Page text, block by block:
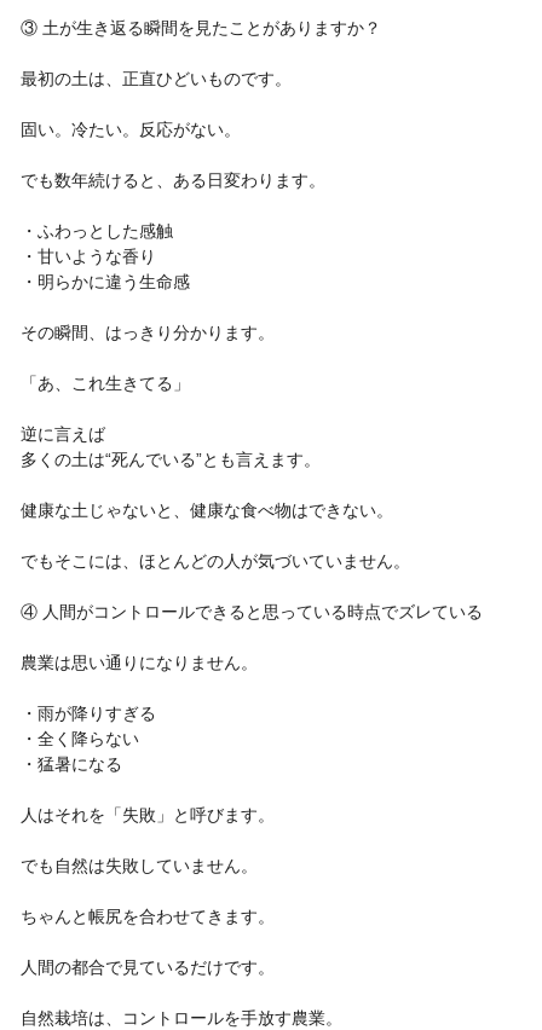
③ 土が生き返る瞬間を見たことがありますか？
最初の土は、正直ひどいものです。
固い。冷たい。反応がない。
でも数年続けると、ある日変わります。
・ふわっとした感触
・甘いような香り
・明らかに違う生命感
その瞬間、はっきり分かります。
「あ、これ生きてる」
逆に言えば
多くの土は“死んでいる”とも言えます。
健康な土じゃないと、健康な食べ物はできない。
でもそこには、ほとんどの人が気づいていません。
④ 人間がコントロールできると思っている時点でズレている
農業は思い通りになりません。
・雨が降りすぎる
・全く降らない
・猛暑になる
人はそれを「失敗」と呼びます。
でも自然は失敗していません。
ちゃんと帳尻を合わせてきます。
人間の都合で見ているだけです。
自然栽培は、コントロールを手放す農業。